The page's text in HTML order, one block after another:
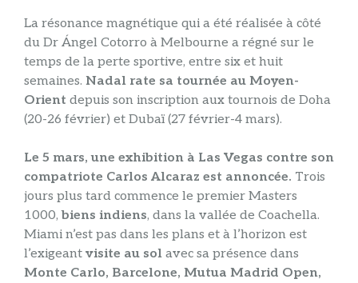
La résonance magnétique qui a été réalisée à côté
du Dr Ángel Cotorro à Melbourne a régné sur le
temps de la perte sportive, entre six et huit
semaines. Nadal rate sa tournée au Moyen-
Orient depuis son inscription aux tournois de Doha
(20-26 février) et Dubaï (27 février-4 mars).
Le 5 mars, une exhibition à Las Vegas contre son
compatriote Carlos Alcaraz est annoncée. Trois
jours plus tard commence le premier Masters
1000,biens indiens, dans la vallée de Coachella.
Miami n’est pas dans les plans et à l’horizon est
l’exigeant visite au sol avec sa présence dans
Monte Carlo, Barcelone, Mutua Madrid Open,